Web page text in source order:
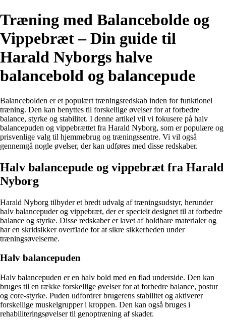
Træning med Balancebolde og
Vippebræt – Din guide til
Harald Nyborgs halve
balancebold og balancepude
Balancebolden er et populært træningsredskab inden for funktionel
træning. Den kan benyttes til forskellige øvelser for at forbedre
balance, styrke og stabilitet. I denne artikel vil vi fokusere på halv
balancepuden og vippebrættet fra Harald Nyborg, som er populære og
prisvenlige valg til hjemmebrug og træningssentre. Vi vil også
gennemgå nogle øvelser, der kan udføres med disse redskaber.
Halv balancepude og vippebræt fra Harald
Nyborg
Harald Nyborg tilbyder et bredt udvalg af træningsudstyr, herunder
halv balancepuder og vippebræt, der er specielt designet til at forbedre
balance og styrke. Disse redskaber er lavet af holdbare materialer og
har en skridsikker overflade for at sikre sikkerheden under
træningsøvelserne.
Halv balancepuden
Halv balancepuden er en halv bold med en flad underside. Den kan
bruges til en række forskellige øvelser for at forbedre balance, postur
og core-styrke. Puden udfordrer brugerens stabilitet og aktiverer
forskellige muskelgrupper i kroppen. Den kan også bruges i
rehabiliteringsøvelser til genoptræning af skader.